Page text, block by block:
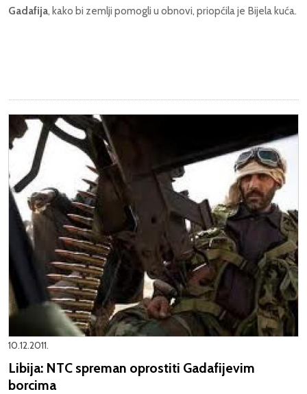
Gadafija, kako bi zemlji pomogli u obnovi, priopćila je Bijela kuća.
10.12.2011.
Libija: NTC spreman oprostiti Gadafijevim
borcima